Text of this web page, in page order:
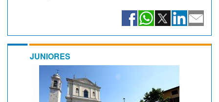
JUNIORES